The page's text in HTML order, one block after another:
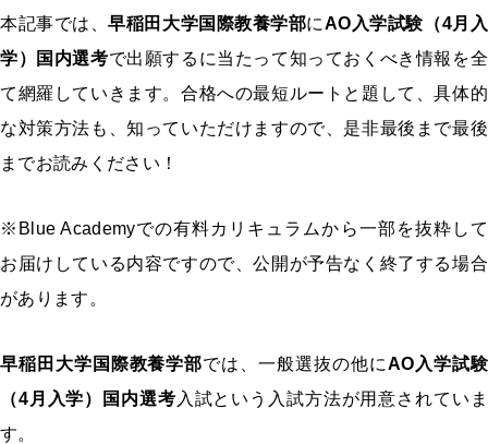
本記事では、早稲田大学国際教養学部にAO入学試験（4月入
学）国内選考で出願するに当たって知っておくべき情報を全
て網羅していきます。合格への最短ルートと題して、具体的
な対策方法も、知っていただけますので、是非最後まで最後
までお読みください！
※Blue Academyでの有料カリキュラムから一部を抜粋して
お届けしている内容ですので、公開が予告なく終了する場合
があります。
早稲田大学国際教養学部では、一般選抜の他にAO入学試験
（4月入学）国内選考 入試という入試方法が用意されていま
す。